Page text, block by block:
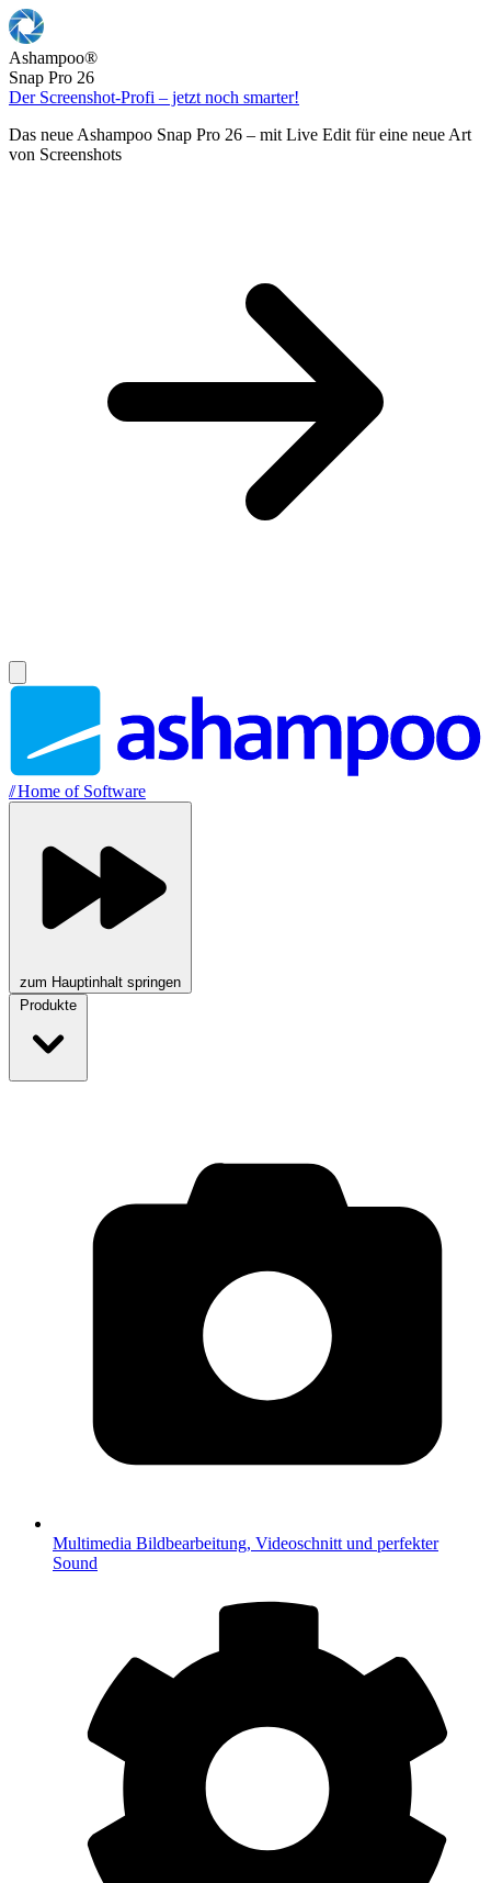
Ashampoo®
Snap Pro 26
Der Screenshot-Profi – jetzt noch smarter!
Das neue Ashampoo Snap Pro 26 – mit Live Edit für eine neue Art
von Screenshots
//Home of Software
zum Hauptinhalt springen
Produkte
Multimedia Bildbearbeitung, Videoschnitt und perfekter
Sound